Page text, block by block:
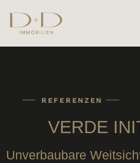
REFERENZEN
VERDE
Unverbaubare